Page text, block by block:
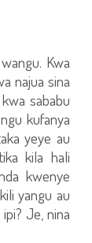
Kwa
najua sina
sababu
kufanya
yeye au
kila hali
kwenye
yangu au
Je, nina